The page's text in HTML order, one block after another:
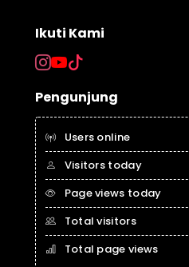
Ikuti Kami
Pengunjung
Users online
Visitors today
Page views today
Total visitors
Total page views